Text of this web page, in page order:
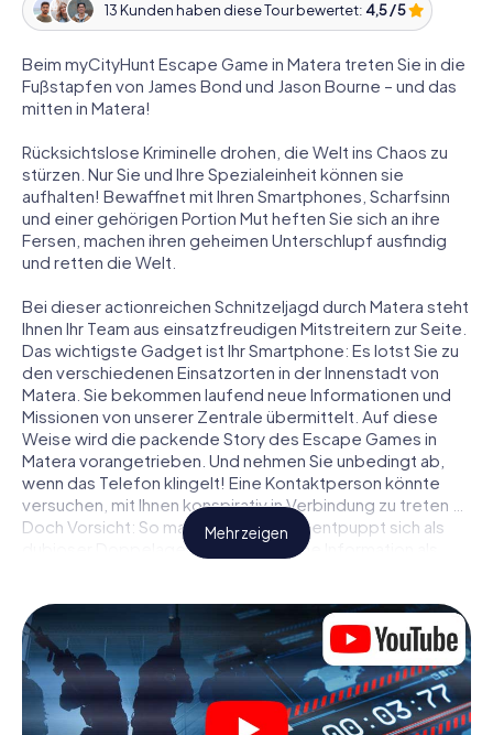
13 Kunden haben diese Tour bewertet: 4,5 / 5
Beim myCityHunt Escape Game in Matera treten Sie in die
Fußstapfen von James Bond und Jason Bourne – und das
mitten in Matera!
Rücksichtslose Kriminelle drohen, die Welt ins Chaos zu
stürzen. Nur Sie und Ihre Spezialeinheit können sie
aufhalten! Bewaffnet mit Ihren Smartphones, Scharfsinn
und einer gehörigen Portion Mut heften Sie sich an ihre
Fersen, machen ihren geheimen Unterschlupf ausfindig
und retten die Welt.
Bei dieser actionreichen Schnitzeljagd durch Matera steht
Ihnen Ihr Team aus einsatzfreudigen Mitstreitern zur Seite.
Das wichtigste Gadget ist Ihr Smartphone: Es lotst Sie zu
den verschiedenen Einsatzorten in der Innenstadt von
Matera. Sie bekommen laufend neue Informationen und
Missionen von unserer Zentrale übermittelt. Auf diese
Weise wird die packende Story des Escape Games in
Matera vorangetrieben. Und nehmen Sie unbedingt ab,
wenn das Telefon klingelt! Eine Kontaktperson könnte
versuchen, mit Ihnen konspirativ in Verbindung zu treten …
Doch Vorsicht: So mancher Informant entpuppt sich als
dubioser Doppelagent und so manche Information als
Sie niemandem!
Anders als in einem klassischen Escape Room in Matera
sind Sie also nicht in ein Zimmer eingesperrt, aus dem Sie
sich in einem vorgegebenen Zeitfenster befreien
müssen. Diese Smartphone Schnitzeljagd erklärt ganz
Mehr zeigen